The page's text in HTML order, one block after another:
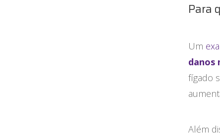
Para
Um
danos
fígado
Além